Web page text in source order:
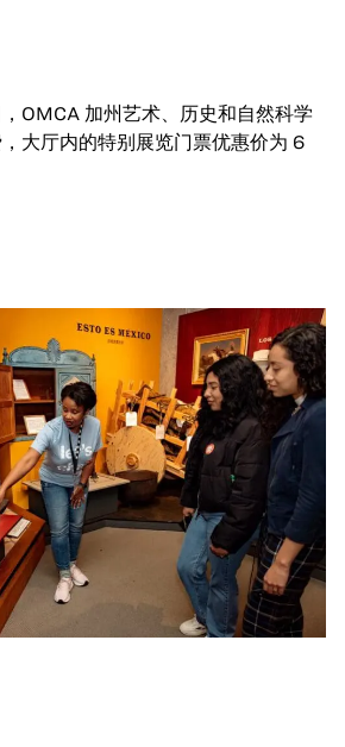
OMCA 加州艺术、历史和自然科学
大厅内的特别展览门票优惠价为 6